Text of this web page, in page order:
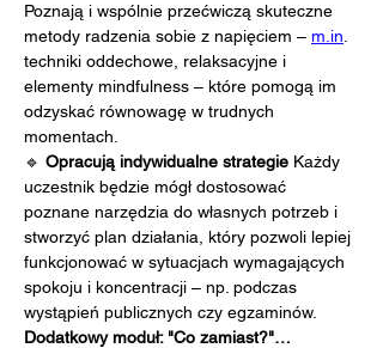
Poznają i wspólnie przećwiczą skuteczne
metody radzenia sobie z napięciem – m.in
techniki oddechowe, relaksacyjne i
elementy mindfulness – które pomogą im
odzyskać równowagę w trudnych
momentach.
🔹 Opracują indywidualne strategie Każdy
uczestnik będzie mógł dostosować
poznane narzędzia do własnych potrzeb i
stworzyć plan działania, który pozwoli lepiej
funkcjonować w sytuacjach wymagających
spokoju i koncentracji – np. podczas
wystąpień publicznych czy egzaminów.
Dodatkowy moduł: "Co zamiast?"…